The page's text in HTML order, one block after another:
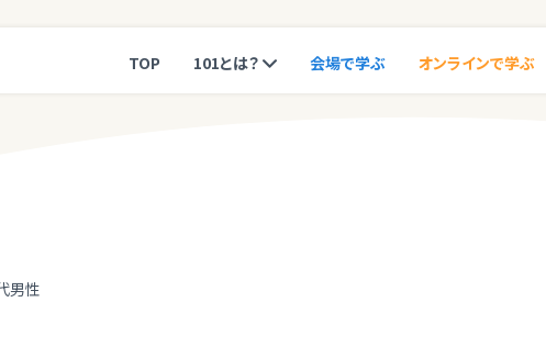
TOP 101とは？ 会場で学ぶ オンラインで学ぶ
男性